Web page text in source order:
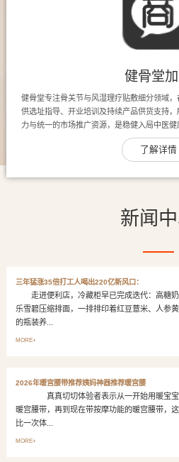
健骨堂
健骨堂专注骨关节与风湿理疗贴敷细分领域
供选址指导、开业培训及持续产品供货支持
力与统一的市场推广资源，是稳健入局中医健
了解详情
新闻
三年猛涨35倍打工人喝出220亿新风口：
走进便利店，冷藏柜早已完成迭代：高糖奶
乐雪碧压缩排面，一排排印着红豆薏米、人参
的瓶装养...
MORE+
2026年暖宫腰带推荐姨妈神器推荐暖宫腰
真真切切体验者表示从一开始用暖宝宝
暖宫腰带，再到现在带按摩功能的暖宫腰带，
比一次体...
MORE+